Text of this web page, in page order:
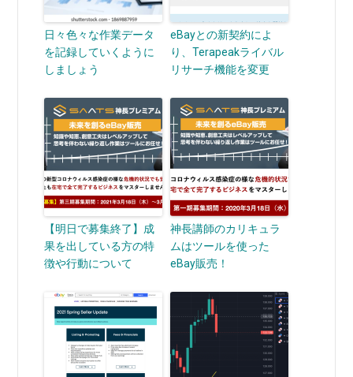
日々色々な作業データ
を記録していくように
しましょう
eBayとの新契約によ
り、Terapeakライバル
リサーチ機能を変更
【明日で募集終了】成
果を出している方の特
徴や行動について
神長講師のカリキュラ
ムはツールを使った
eBay販売！